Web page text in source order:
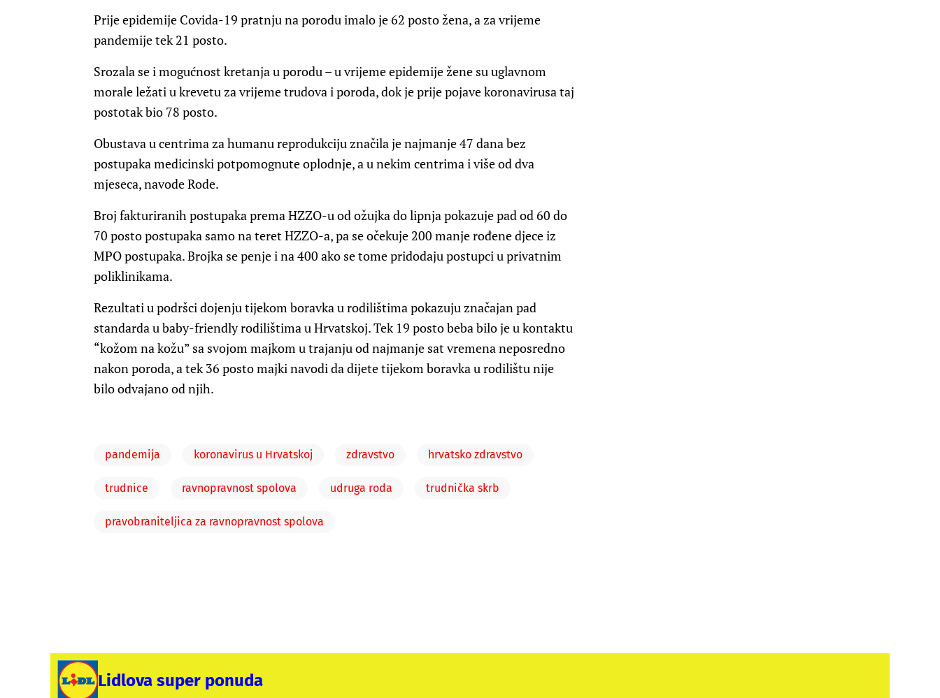
Prije epidemije Covida-19 pratnju na porodu imalo je 62 posto žena, a za vrijeme
pandemije tek 21 posto.
Srozala se i mogućnost kretanja u porodu – u vrijeme epidemije žene su uglavnom
morale ležati u krevetu za vrijeme trudova i poroda, dok je prije pojave koronavirusa taj
postotak bio 78 posto.
Obustava u centrima za humanu reprodukciju značila je najmanje 47 dana bez
postupaka medicinski potpomognute oplodnje, a u nekim centrima i više od dva
mjeseca, navode Rode.
Broj fakturiranih postupaka prema HZZO-u od ožujka do lipnja pokazuje pad od 60 do
70 posto postupaka samo na teret HZZO-a, pa se očekuje 200 manje rođene djece iz
MPO postupaka. Brojka se penje i na 400 ako se tome pridodaju postupci u privatnim
poliklinikama.
Rezultati u podršci dojenju tijekom boravka u rodilištima pokazuju značajan pad
standarda u baby-friendly rodilištima u Hrvatskoj. Tek 19 posto beba bilo je u kontaktu
“kožom na kožu” sa svojom majkom u trajanju od najmanje sat vremena neposredno
nakon poroda, a tek 36 posto majki navodi da dijete tijekom boravka u rodilištu nije
bilo odvajano od njih.
pandemija koronavirus u Hrvatskoj zdravstvo hrvatsko zdravstvo
trudnice ravnopravnost spolova udruga roda trudnička skrb
pravobraniteljica za ravnopravnost spolova
Lidlova super ponuda